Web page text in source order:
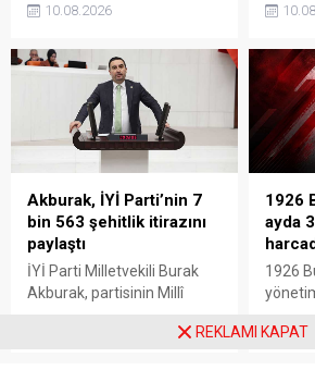
açıldı. Yoğun katılımla
şeridine yeni bir kimlik
kazandıran projenin ilçenin
sosyal yaşamına önemli
katkı sağlaması bekleniyor.
10.08.2026
Akburak, İYİ Parti’nin 7
bin 563 şehitlik itirazını
paylaştı
İYİ Parti Milletvekili Burak
Akburak, partisinin Millî
1926
ayda
1926
REKLAMI KAPAT